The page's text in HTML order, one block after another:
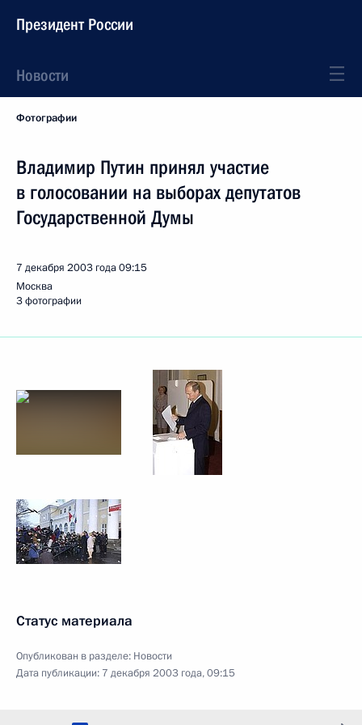
Президент России
Новости
Фотографии
Владимир Путин принял участие
в голосовании на выборах депутатов
Государственной Думы
7 декабря 2003 года09:15
Москва
3 фотографии
Статус материала
Опубликован в разделе: Новости
Дата публикации: 7 декабря 2003 года, 09:15